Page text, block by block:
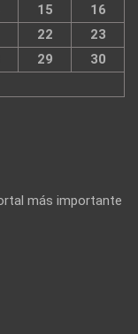
15
16
22
23
29
30
más importante